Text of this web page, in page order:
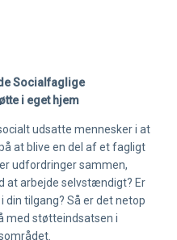
Socialfaglige
i eget hjem
udsatte mennesker i at
at blive en del af et fagligt
udfordringer sammen,
at arbejde selvstændigt? Er
din tilgang? Så er det netop
med støtteindsatsen i